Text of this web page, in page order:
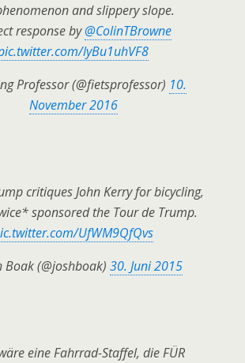
and slippery slope.
response by@ColinTBrowne
lyBu1uhVF8
Professor (@fietsprofessor) 10.
November 2016
critiques John Kerry for bicycling,
sponsored the Tour de Trump.
UfWM9QfQvs
Boak (@joshboak) 30. Juni 2015
eine Fahrrad-Staffel, die FÜR